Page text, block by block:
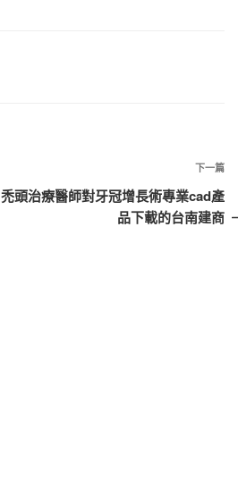
下
一
篇
下一篇
禿頭治療醫師對牙冠增長術專業cad產
品下載的台南建商